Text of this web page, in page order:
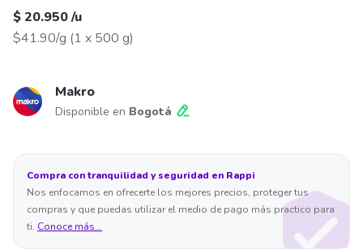
$ 20.950/u
$41.90/g (1 x 500 g)
Makro
Disponible en Bogotá
Compra con tranquilidad y seguridad en Rappi
Nos enfocamos en ofrecerte los mejores precios, proteger tus
compras y que puedas utilizar el medio de pago más practico para
ti. Conoce más...